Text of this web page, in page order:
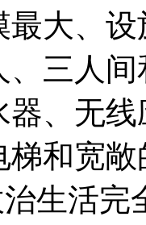
大、
三人
器、无
和宽
生活完